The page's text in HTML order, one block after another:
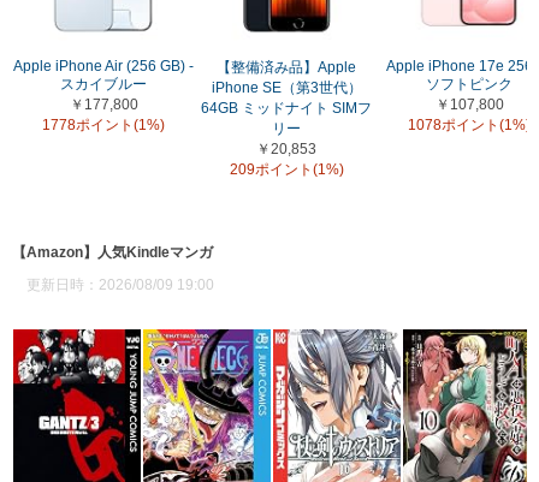
Apple iPhone Air (256 GB) -
スカイブルー
￥177,800
1778ポイント(1%)
【整備済み品】Apple
iPhone SE（第3世代）
64GB ミッドナイト SIMフ
リー
￥20,853
209ポイント(1%)
Apple iPhone 17e
ソフトピンク
￥107,800
1078ポイント(1%)
【Amazon】人気Kindleマンガ
更新日時：2026/08/09 19:00